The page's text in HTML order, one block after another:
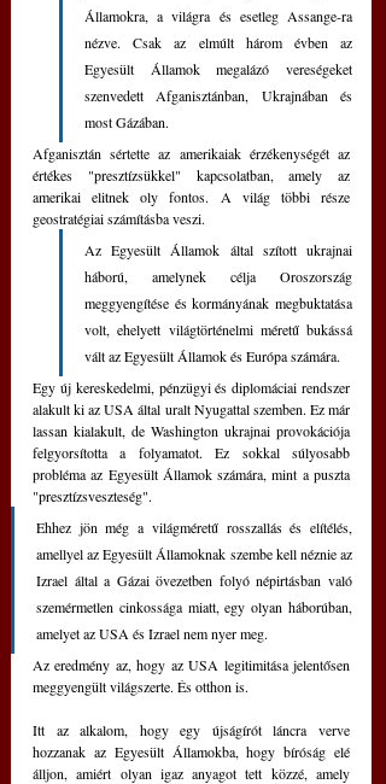
Államokra, a világra és esetleg Assange-ra
nézve. Csak az elmúlt három évben az
Egyesült Államok megalázó vereségeket
szenvedett Afganisztánban, Ukrajnában és
most Gázában.
Afganisztán sértette az amerikaiak érzékenységét az
értékes "presztízsükkel" kapcsolatban, amely az
amerikai elitnek oly fontos. A világ többi része
geostratégiai számításba veszi.
Az Egyesült Államok által szított ukrajnai
háború, amelynek célja Oroszország
meggyengítése és kormányának megbuktatása
volt, ehelyett világtörténelmi méretű bukássá
vált az Egyesült Államok és Európa számára.
Egy új kereskedelmi, pénzügyi és diplomáciai rendszer
alakult ki az USA által uralt Nyugattal szemben. Ez már
lassan kialakult, de Washington ukrajnai provokációja
felgyorsította a folyamatot. Ez sokkal súlyosabb
probléma az Egyesült Államok számára, mint a puszta
"presztízsveszteség".
Ehhez jön még a világméretű rosszallás és elítélés,
amellyel az Egyesült Államoknak szembe kell néznie az
Izrael által a Gázai övezetben folyó népirtásban való
szemérmetlen cinkossága miatt, egy olyan háborúban,
amelyet az USA és Izrael nem nyer meg.
Az eredmény az, hogy az USA legitimitása jelentősen
meggyengült világszerte. És otthon is.
Itt az alkalom, hogy egy újságírót láncra verve
hozzanak az Egyesült Államokba, hogy bíróság elé
álljon, amiért olyan igaz anyagot tett közzé, amely